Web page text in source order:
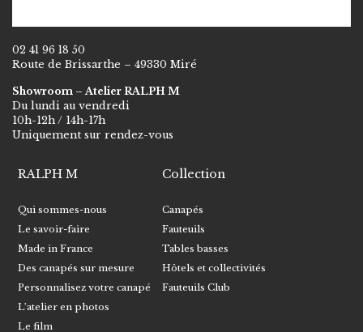
02 41 96 18 50
Route de Brissarthe – 49330 Miré
Showroom – Atelier RALPH M
Du lundi au vendredi
10h-12h / 14h-17h
Uniquement sur rendez-vous
RALPH M
Qui sommes-nous
Le savoir-faire
Made in France
Des canapés sur mesure
Personnalisez votre canapé
L’atelier en photos
Le film
Collection
Canapés
Fauteuils
Tables basses
Hôtels et collectivités
Fauteuils Club